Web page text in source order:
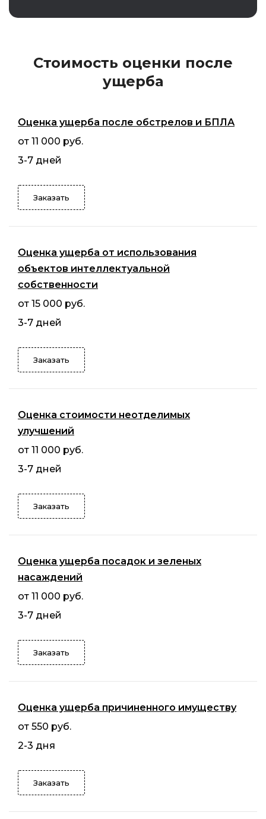
Стоимость оценки после
ущерба
Оценка ущерба после обстрелов и БПЛА
от 11 000 руб.
3-7 дней
Заказать
Оценка ущерба от использования
объектов интеллектуальной
собственности
от 15 000 руб.
3-7 дней
Заказать
Оценка стоимости неотделимых
улучшений
от 11 000 руб.
3-7 дней
Заказать
Оценка ущерба посадок и зеленых
насаждений
от 11 000 руб.
3-7 дней
Заказать
Оценка ущерба причиненного имуществу
от 550 руб.
2-3 дня
Заказать